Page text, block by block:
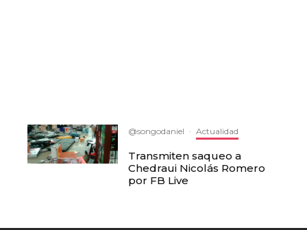
@songodaniel · Actualidad
Transmiten saqueo a
Chedraui Nicolás Romero
por FB Live